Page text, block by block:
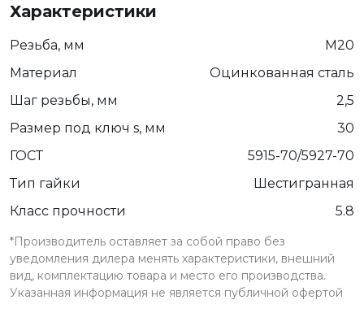
Характеристики
Резьба, мм
М20
Материал
Оцинкованная сталь
Шаг резьбы, мм
2,5
Размер под ключ s, мм
30
ГОСТ
5915-70/5927-70
Тип гайки
Шестигранная
Класс прочности
5.8
*Производитель оставляет за собой право без
уведомления дилера менять характеристики, внешний
вид, комплектацию товара и место его производства.
Указанная информация не является публичной офертой